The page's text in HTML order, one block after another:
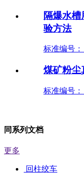
隔爆水
验方法
标准编号：
煤矿粉尘
标准编号：
同系列文档
更多
回柱绞车